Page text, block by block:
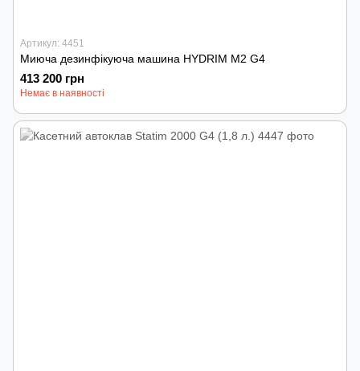
Артикул: 4451
Миюча дезинфікуюча машина HYDRIM M2 G4
413 200 грн
Немає в наявності